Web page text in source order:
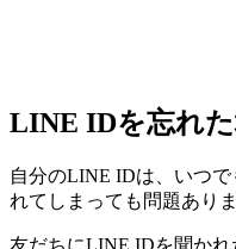
LINE IDを忘れた
自分のLINE IDは、いつ
れてしまっても問題ありま